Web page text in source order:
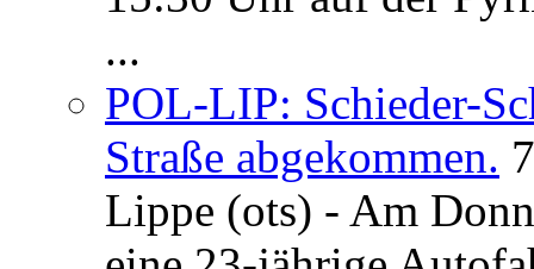
...
POL-LIP: Schieder-
Straße abgekommen.
Lippe (ots) - Am